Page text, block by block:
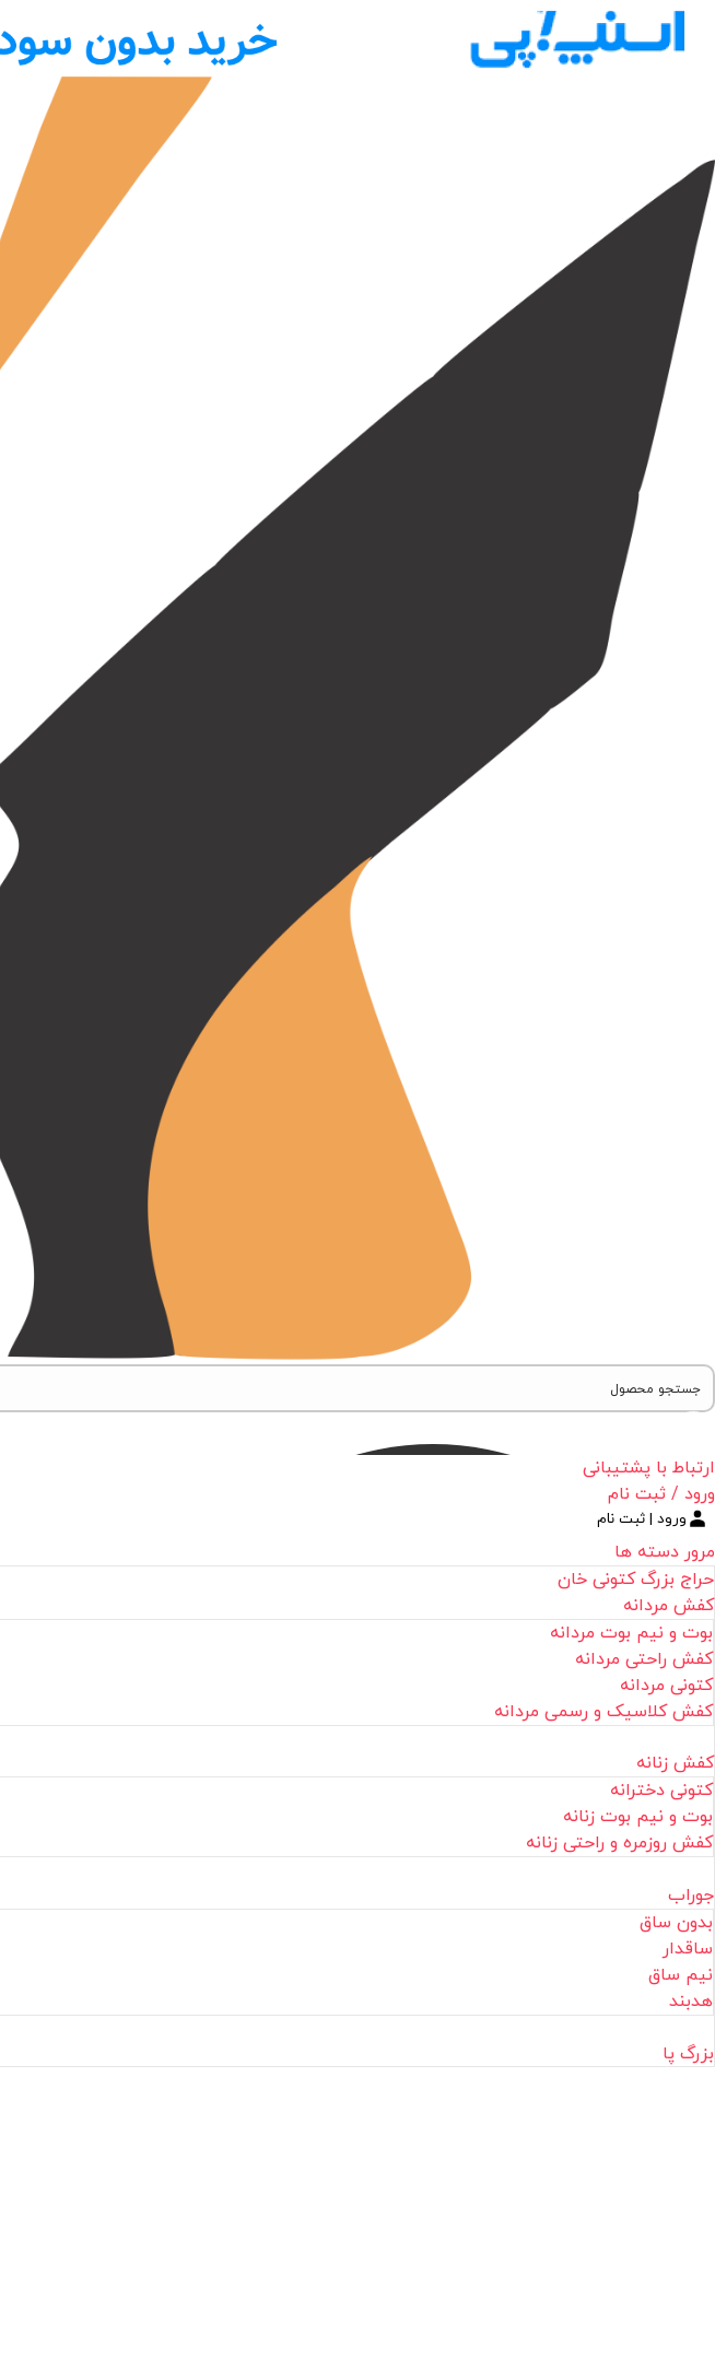
ارتباط با پشتیبانی
ورود / ثبت نام
ورود | ثبت نام
مرور دسته ها
حراج بزرگ کتونی خان
کفش مردانه
بوت و نیم بوت مردانه
کفش راحتی مردانه
کتونی مردانه
کفش کلاسیک و رسمی مردانه
کفش زنانه
کتونی دخترانه
بوت و نیم بوت زنانه
کفش روزمره و راحتی زنانه
جوراب
بدون ساق
ساقدار
نیم ساق
هدبند
بزرگ پا